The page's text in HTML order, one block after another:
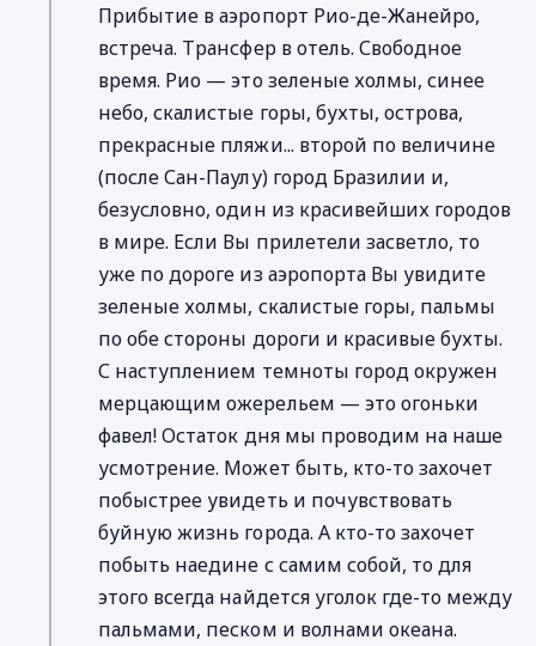
Прибытие в аэропорт Рио-де-Жанейро,
встреча. Трансфер в отель. Свободное
время. Рио — это зеленые холмы, синее
небо, скалистые горы, бухты, острова,
прекрасные пляжи... второй по величине
(после Сан-Паулу) город Бразилии и,
безусловно, один из красивейших городов
в мире. Если Вы прилетели засветло, то
уже по дороге из аэропорта Вы увидите
зеленые холмы, скалистые горы, пальмы
по обе стороны дороги и красивые бухты.
С наступлением темноты город окружен
мерцающим ожерельем — это огоньки
фавел! Остаток дня мы проводим на наше
усмотрение. Может быть, кто-то захочет
побыстрее увидеть и почувствовать
буйную жизнь города. А кто-то захочет
побыть наедине с самим собой, то для
этого всегда найдется уголок где-то между
пальмами, песком и волнами океана.